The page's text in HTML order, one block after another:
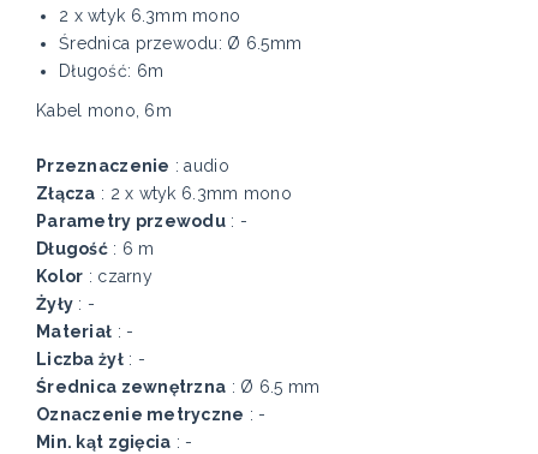
2 x wtyk 6.3mm mono
Średnica przewodu: Ø 6.5mm
Długość: 6m
Kabel mono, 6m
Przeznaczenie : audio
Złącza : 2 x wtyk 6.3mm mono
Parametry przewodu : -
Długość: 6 m
Kolor : czarny
Żyły : -
Materiał : -
Liczba żył: -
Średnica zewnętrzna : Ø 6.5 mm
Oznaczenie metryczne : -
Min. kąt zgięcia : -